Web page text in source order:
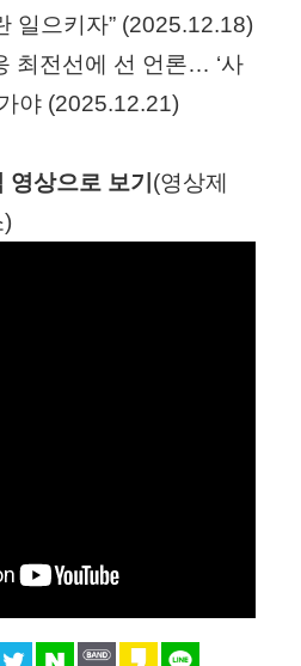
일으키자” (2025.12.18)
최전선에 선 언론… ‘사
가야 (2025.12.21)
상으로 보기 (영상제
)